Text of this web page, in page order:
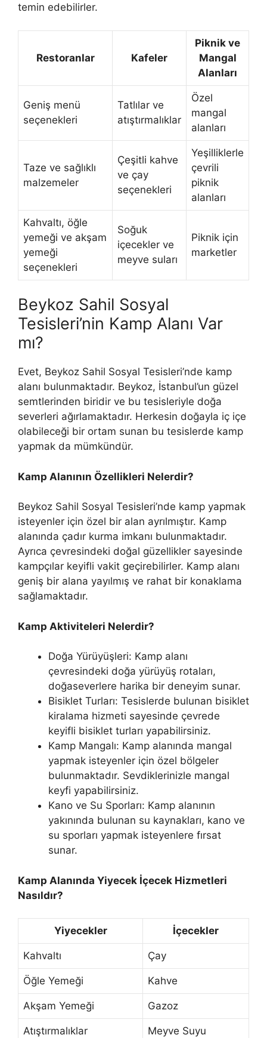
temin edebilirler.
Restoranlar Kafeler
Piknik ve
Mangal
Alanları
Geniş menü
seçenekleri
Tatlılar ve
atıştırmalıklar
Özel
mangal
alanları
Taze ve sağlıklı
malzemeler
Çeşitli kahve
ve çay
seçenekleri
Yeşilliklerle
çevrili
piknik
alanları
Kahvaltı, öğle
yemeği ve akşam
yemeği
seçenekleri
Soğuk
içecekler ve
meyve suları
Piknik için
marketler
Beykoz Sahil Sosyal
Tesisleri’nin Kamp Alanı Var
mı?
Evet, Beykoz Sahil Sosyal Tesisleri’nde kamp
alanı bulunmaktadır. Beykoz, İstanbul’un güzel
semtlerinden biridir ve bu tesisleriyle doğa
severleri ağırlamaktadır. Herkesin doğayla iç içe
olabileceği bir ortam sunan bu tesislerde kamp
yapmak da mümkündür.
Kamp Alanının Özellikleri Nelerdir?
Beykoz Sahil Sosyal Tesisleri’nde kamp yapmak
isteyenler için özel bir alan ayrılmıştır. Kamp
alanında çadır kurma imkanı bulunmaktadır.
Ayrıca çevresindeki doğal güzellikler sayesinde
kampçılar keyifli vakit geçirebilirler. Kamp alanı
geniş bir alana yayılmış ve rahat bir konaklama
sağlamaktadır.
Kamp Aktiviteleri Nelerdir?
Doğa Yürüyüşleri: Kamp alanı
çevresindeki doğa yürüyüş rotaları,
doğaseverlere harika bir deneyim sunar.
Bisiklet Turları: Tesislerde bulunan bisiklet
kiralama hizmeti sayesinde çevrede
keyifli bisiklet turları yapabilirsiniz.
Kamp Mangalı: Kamp alanında mangal
yapmak isteyenler için özel bölgeler
bulunmaktadır. Sevdiklerinizle mangal
keyfi yapabilirsiniz.
Kano ve Su Sporları: Kamp alanının
yakınında bulunan su kaynakları, kano ve
su sporları yapmak isteyenlere fırsat
sunar.
Kamp Alanında Yiyecek İçecek Hizmetleri
Nasıldır?
Yiyecekler İçecekler
Kahvaltı Çay
Öğle Yemeği Kahve
Akşam Yemeği Gazoz
Atıştırmalıklar Meyve Suyu